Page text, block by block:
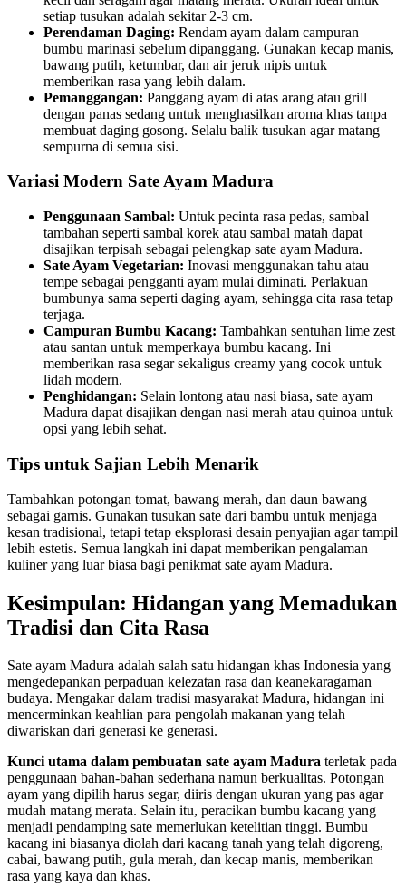
setiap tusukan adalah sekitar 2-3 cm.
Perendaman Daging: Rendam ayam dalam campuran
bumbu marinasi sebelum dipanggang. Gunakan kecap manis,
bawang putih, ketumbar, dan air jeruk nipis untuk
memberikan rasa yang lebih dalam.
Pemanggangan: Panggang ayam di atas arang atau grill
dengan panas sedang untuk menghasilkan aroma khas tanpa
membuat daging gosong. Selalu balik tusukan agar matang
sempurna di semua sisi.
Variasi Modern Sate Ayam Madura
Penggunaan Sambal: Untuk pecinta rasa pedas, sambal
tambahan seperti sambal korek atau sambal matah dapat
disajikan terpisah sebagai pelengkap sate ayam Madura.
Sate Ayam Vegetarian: Inovasi menggunakan tahu atau
tempe sebagai pengganti ayam mulai diminati. Perlakuan
bumbunya sama seperti daging ayam, sehingga cita rasa tetap
terjaga.
Campuran Bumbu Kacang: Tambahkan sentuhan lime zest
atau santan untuk memperkaya bumbu kacang. Ini
memberikan rasa segar sekaligus creamy yang cocok untuk
lidah modern.
Penghidangan: Selain lontong atau nasi biasa, sate ayam
Madura dapat disajikan dengan nasi merah atau quinoa untuk
opsi yang lebih sehat.
Tips untuk Sajian Lebih Menarik
Tambahkan potongan tomat, bawang merah, dan daun bawang
sebagai garnis. Gunakan tusukan sate dari bambu untuk menjaga
kesan tradisional, tetapi tetap eksplorasi desain penyajian agar tampil
lebih estetis. Semua langkah ini dapat memberikan pengalaman
kuliner yang luar biasa bagi penikmat sate ayam Madura.
Kesimpulan: Hidangan yang Memadukan
Tradisi dan Cita Rasa
Sate ayam Madura adalah salah satu hidangan khas Indonesia yang
mengedepankan perpaduan kelezatan rasa dan keanekaragaman
budaya. Mengakar dalam tradisi masyarakat Madura, hidangan ini
mencerminkan keahlian para pengolah makanan yang telah
diwariskan dari generasi ke generasi.
Kunci utama dalam pembuatan sate ayam Madura terletak pada
penggunaan bahan-bahan sederhana namun berkualitas. Potongan
ayam yang dipilih harus segar, diiris dengan ukuran yang pas agar
mudah matang merata. Selain itu, peracikan bumbu kacang yang
menjadi pendamping sate memerlukan ketelitian tinggi. Bumbu
kacang ini biasanya diolah dari kacang tanah yang telah digoreng,
cabai, bawang putih, gula merah, dan kecap manis, memberikan
rasa yang kaya dan khas.